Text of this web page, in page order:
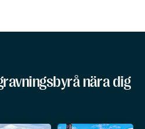
nära dig